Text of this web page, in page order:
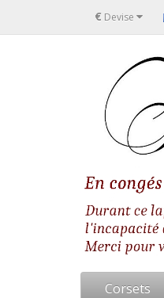
€ Devise
Corsets